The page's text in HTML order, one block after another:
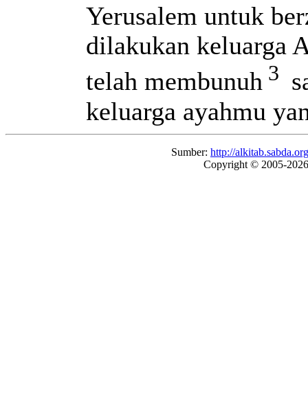
Yerusalem untuk
dilakukan keluarga
telah membunuh 3
keluarga ayahmu
Sumber: http://
Copyright © 2005-